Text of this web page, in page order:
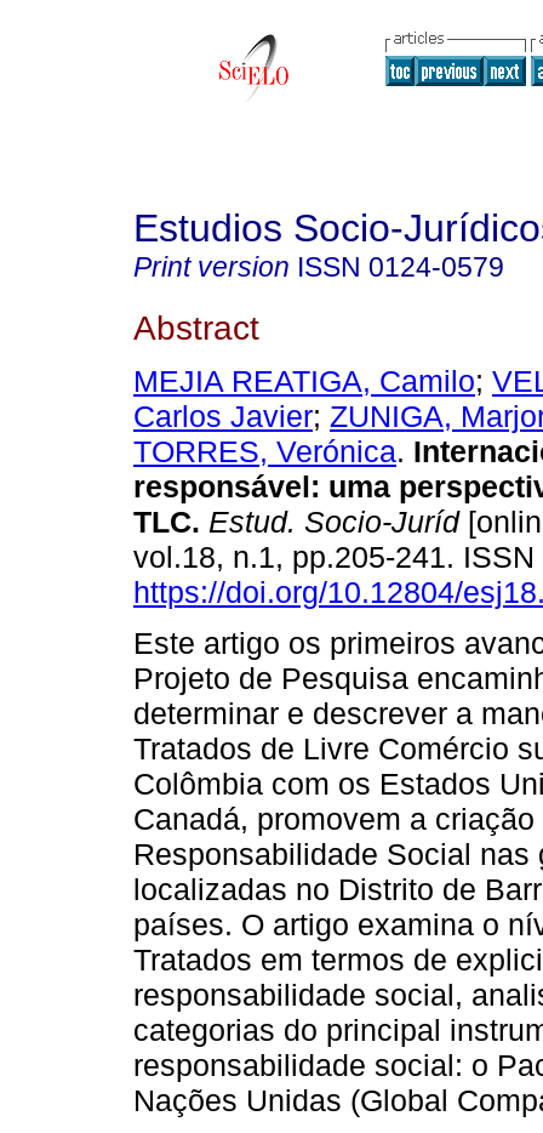
Estudios Socio-
Print version ISSN 0124-0579
Abstract
MEJIA REATIGA, Camilo;
Carlos Javier; ZUNIGA,
TORRES, Verónica.
responsável: uma
TLC. Estud. Socio-Juríd
vol.18, n.1, pp.205-241.
https://doi.org/10.12804/
Este artigo os primeiros
Projeto de Pesquisa
determinar e descrever a
Tratados de Livre Comércio
Colômbia com os Estados
Canadá, promovem a
Responsabilidade Social
localizadas no Distrito de
países. O artigo examina o
Tratados em termos de
responsabilidade social,
categorias do principal
responsabilidade social: o
Nações Unidas (Global